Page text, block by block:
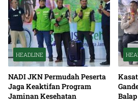
HEADLINE
NADI JKN Permudah Peserta
Jaga Keaktifan Program
Jaminan Kesehatan